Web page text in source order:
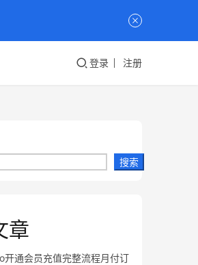
登录 注册
搜索
章
开通会员充值完整流程月付订